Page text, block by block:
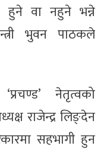
हुने वा नहुने भन्ने
भुवन पाठकले
नेतृत्वको
राजेन्द्र लिङ्देन
सहभागी हुन